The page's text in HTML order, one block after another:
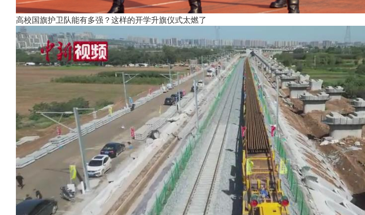
高校国旗护卫队能有多强？这样的开学升旗仪式太燃了